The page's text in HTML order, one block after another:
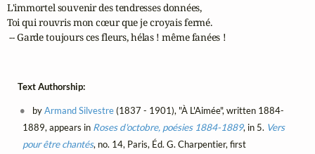
L'immortel souvenir des tendresses données,
Toi qui rouvris mon cœur que je croyais fermé.
-- Garde toujours ces fleurs, hélas ! même fanées !
Text Authorship:
byArmand Silvestre(1837 - 1901), "À L'Aimée", written 1884-
1889, appears in Roses d'octobre, poésies 1884-1889, in 5. Vers
pour être chantés, no. 14, Paris, Éd. G. Charpentier, first